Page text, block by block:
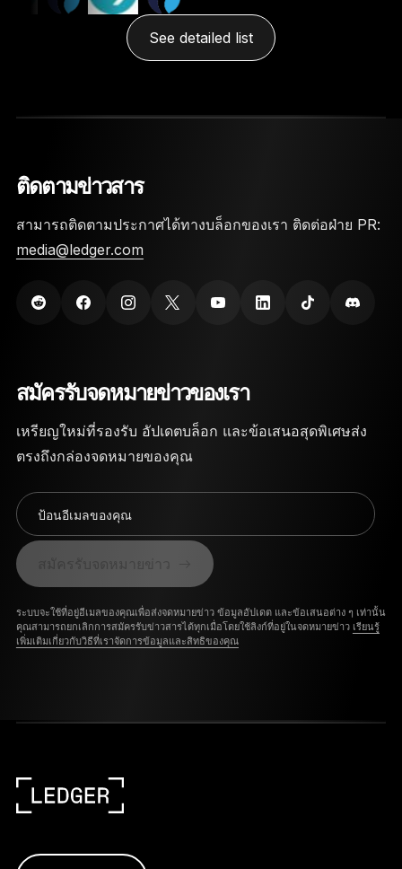
See detailed list
ติดตามข่าวสาร
สามารถติดตามประกาศได้ทางบล็อกของเรา ติดต่อฝ่าย PR:
media@ledger.com
สมัครรับจดหมายข่าวของเรา
เหรียญใหม่ที่รองรับ อัปเดตบล็อก และข้อเสนอสุดพิเศษส่ง
ตรงถึงกล่องจดหมายของคุณ
ป้อนอีเมลของคุณ
ระบบจะใช้ที่อยู่อีเมลของคุณเพื่อส่งจดหมายข่าว ข้อมูลอัปเดต และข้อเสนอต่าง ๆ เท่านั้น
คุณสามารถยกเลิกการสมัครรับข่าวสารได้ทุกเมื่อโดยใช้ลิงก์ที่อยู่ในจดหมายข่าว เรียนรู้
เพิ่มเติมเกี่ยวกับวิธีที่เราจัดการข้อมูลและสิทธิของคุณ